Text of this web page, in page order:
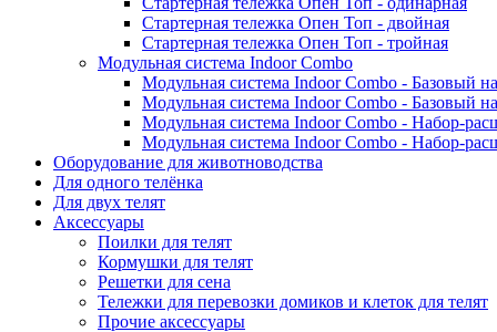
Стартерная тележка Опен Топ - двойная
Стартерная тележка Опен Топ - тройная
Модульная система Indoor Combo
Модульная система Indoor Combo - Базовый
Модульная система Indoor Combo - Базовый
Модульная система Indoor Combo - Набор-
Модульная система Indoor Combo - Набор-
Оборудование для животноводства
Для одного телёнка
Для двух телят
Аксессуары
Поилки для телят
Кормушки для телят
Решетки для сена
Тележки для перевозки домиков и клеток для телят
Прочие аксессуары